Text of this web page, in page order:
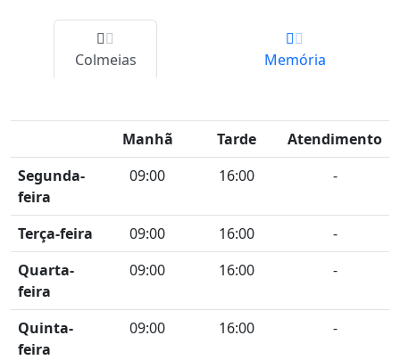
Colmeias Memória
Manhã Tarde
Atendimento
Segunda-
feira
09:00 16:00 -
Terça-feira 09:00 16:00
-
Quarta-
feira
09:00 16:00 -
Quinta-
feira
09:00 16:00 -